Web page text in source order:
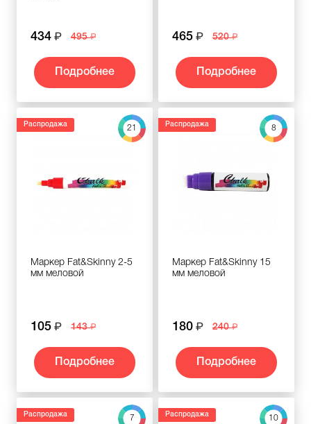
434 495
Подробнее
465 520
Подробнее
21
Распродажа
Маркер Fat&Skinny 2-5
мм меловой
105 143
Подробнее
8
Распродажа
Маркер Fat&Skinny 15
мм меловой
180 240
Подробнее
7
Распродажа 10
Распродажа